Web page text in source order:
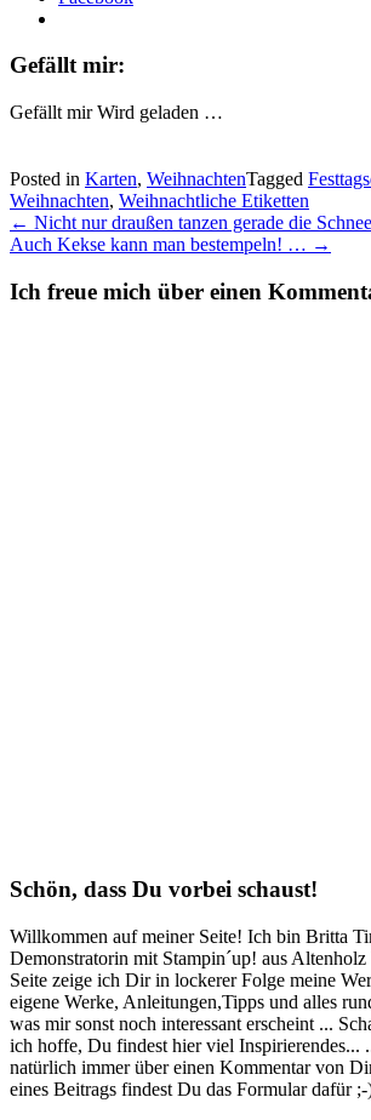
Gefällt mir:
Gefällt mir Wird geladen …
Posted in Karten, WeihnachtenTagged
Weihnachten, Weihnachtliche Etiketten
Post
navigation
← Nicht nur draußen tanzen gerade die
Auch Kekse kann man bestempeln! … →
Ich freue mich über einen
Schön, dass Du vorbei schaust!
Willkommen auf meiner Seite! Ich bin Britta
Demonstratorin mit Stampin´up! aus
Seite zeige ich Dir in lockerer Folge meine
eigene Werke, Anleitungen,Tipps und alles
was mir sonst noch interessant erscheint ...
ich hoffe, Du findest hier viel Inspirierendes...
natürlich immer über einen Kommentar von
eines Beitrags findest Du das Formular dafür